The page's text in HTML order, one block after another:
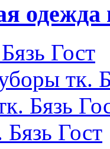
одежда
Гост
тк.
Бязь
Гост